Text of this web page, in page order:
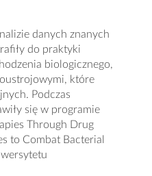
danych znanych
do praktyki
biologicznego,
które
Podczas
się w programie
Through Drug
to Combat Bacterial